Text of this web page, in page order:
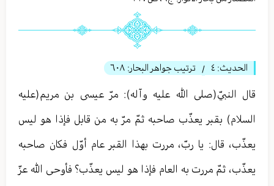
الحديث: ٤ / ترتيب جواهر البحار: ٦٠٨
قال النبيّ(صلى الله عليه وآله): مرّ عيسى بن مريم(عليه
السلام) بقبر يعذّب صاحبه ثمّ مرّ به من قابل فإذا هو ليس
يعذّب، قال: يا ربّ، مررت بهذا القبر عام أوّل فكان صاحبه
يعذّب، ثمّ مررت به العام فإذا هو ليس يعذّب؟ فأوحى الله عزّ